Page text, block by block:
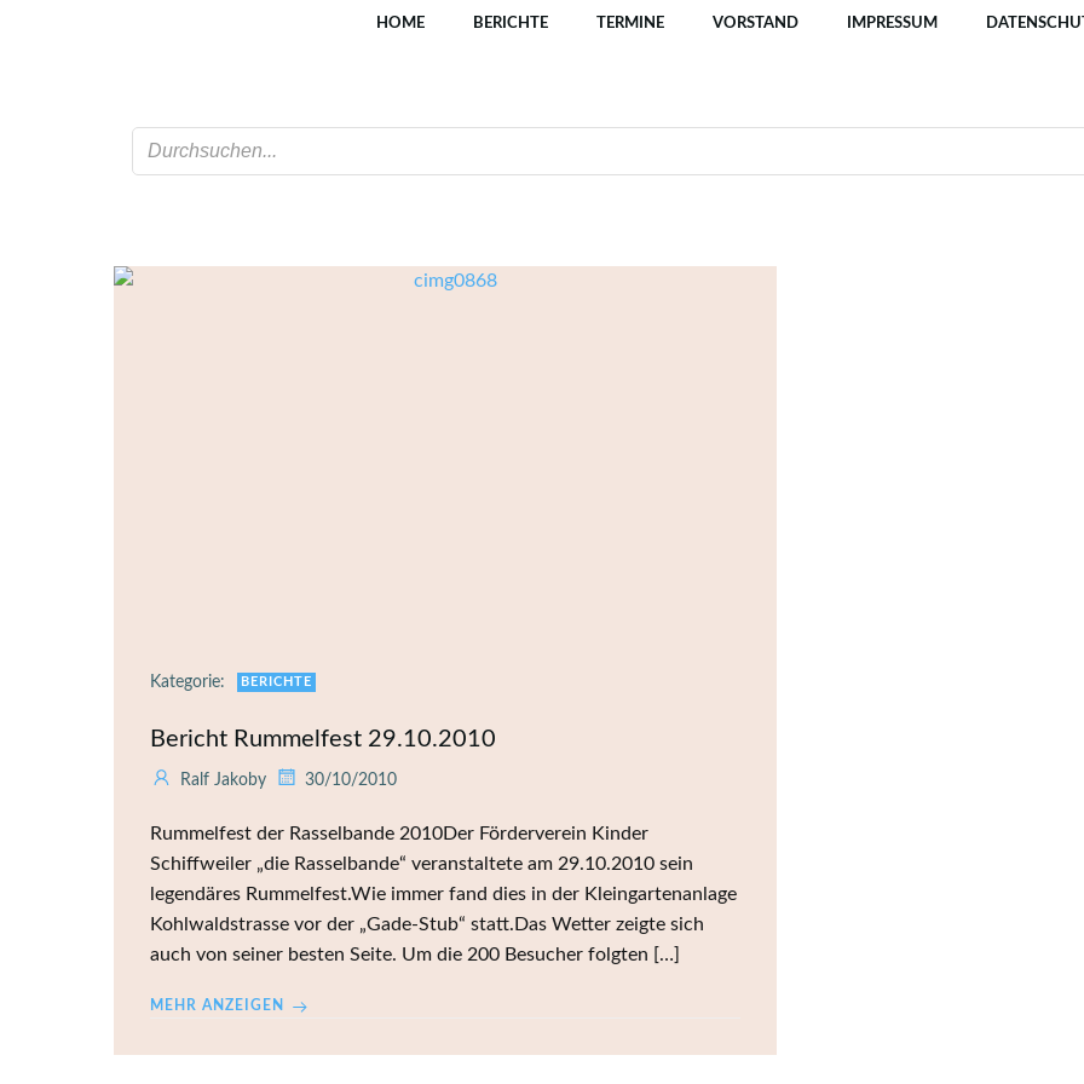
HOME BERICHTE TERMINE VORSTAND IMPRESSUM
Kategorie: BERICHTE
Bericht Rummelfest 29.10.2010
Ralf Jakoby 30/10/2010
Rummelfest der Rasselbande 2010Der Förderverein Kinder
Schiffweiler „die Rasselbande“ veranstaltete am 29.10.2010 sein
legendäres Rummelfest.Wie immer fand dies in der Kleingartenanlage
Kohlwaldstrasse vor der „Gade-Stub“ statt.Das Wetter zeigte sich
auch von seiner besten Seite. Um die 200 Besucher folgten […]
MEHR ANZEIGEN